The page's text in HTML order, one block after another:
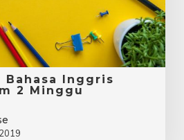
Bahasa Inggris
2 Minggu